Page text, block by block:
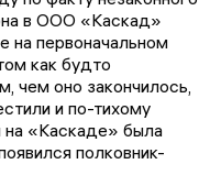
в ООО «Каскад»
на первоначальном
как будто
чем оно закончилось,
и по-тихому
на «Каскаде» была
полковник-